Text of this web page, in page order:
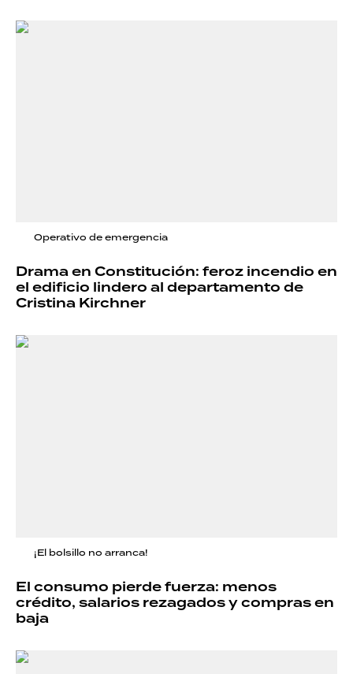
Operativo de emergencia
Drama en Constitución: feroz incendio en
el edificio lindero al departamento de
Cristina Kirchner
¡El bolsillo no arranca!
El consumo pierde fuerza: menos
crédito, salarios rezagados y compras en
baja